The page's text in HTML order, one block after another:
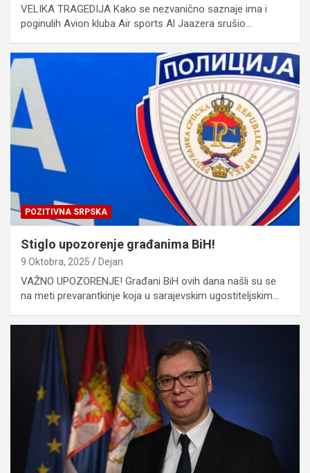
VELIKA TRAGEDIJA Kako se nezvanično saznaje ima i
poginulih Avion kluba Air sports Al Jaazera srušio…
POZITIVNA SRPSKA
Stiglo upozorenje građanima BiH!
9 Oktobra, 2025 Dejan
VAŽNO UPOZORENJE! Građani BiH ovih dana našli su se
na meti prevarantkinje koja u sarajevskim ugostiteljskim…